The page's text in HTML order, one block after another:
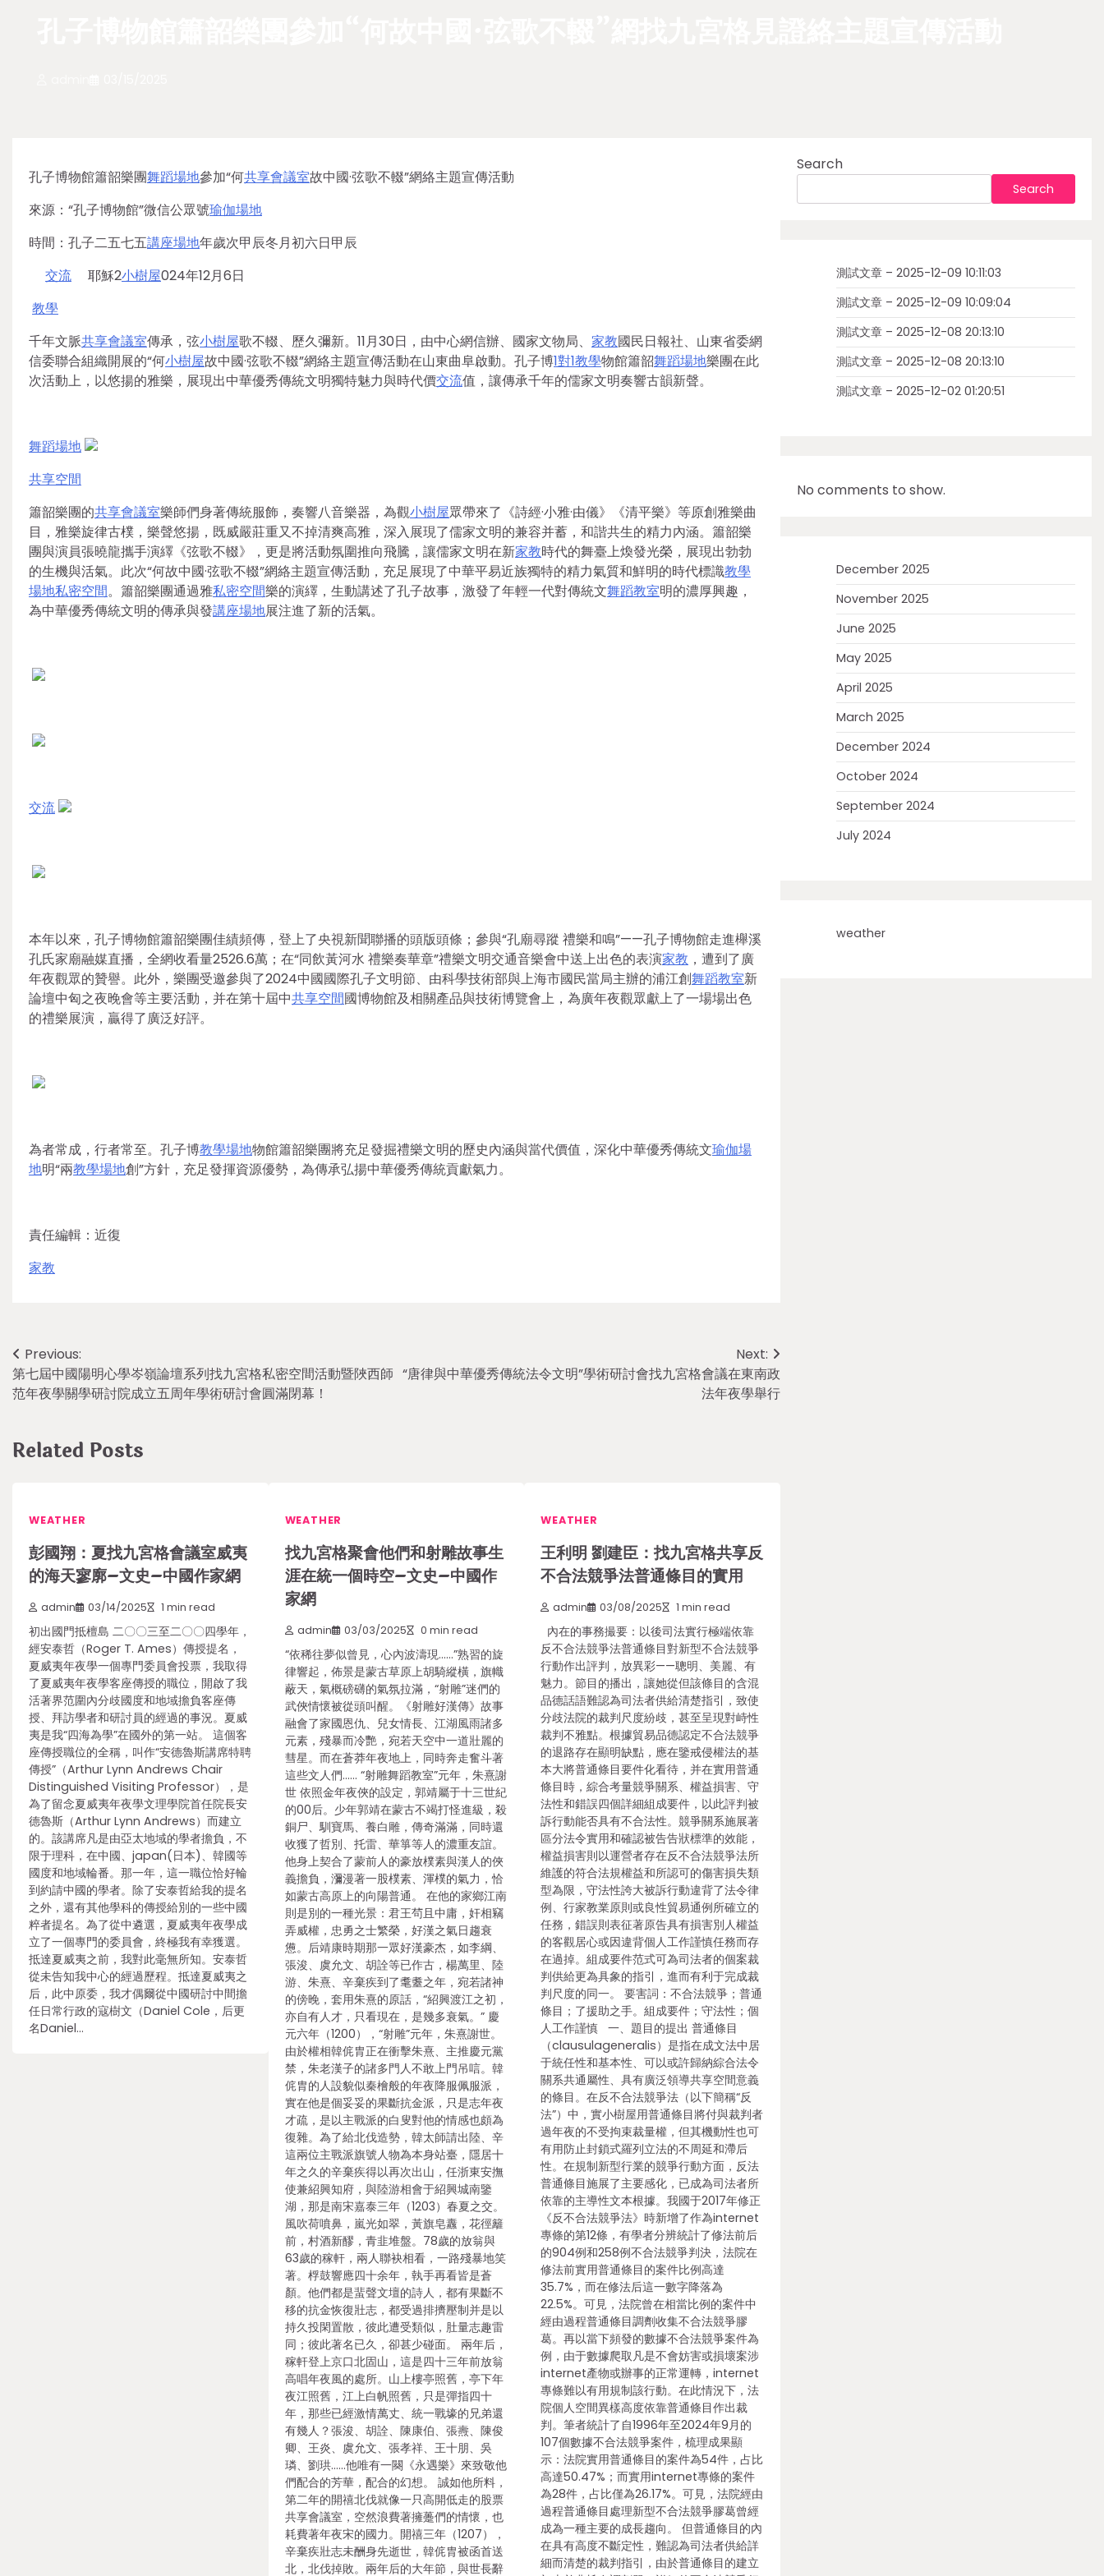
孔子博物館簫韶樂團舞蹈場地參加“何共享會議室故中國·弦歌不輟”網絡主題宣傳活動
來源：“孔子博物館”微信公眾號瑜伽場地
時間：孔子二五七五講座場地年歲次甲辰冬月初六日甲辰
交流 耶穌2小樹屋024年12月6日
教學
千年文脈共享會議室傳承，弦小樹屋歌不輟、歷久彌新。11月30日，由中心網信辦、國家文物局、 家教國民日報社、山東省委網
信委聯合組織開展的“何小樹屋故中國·弦歌不輟”網絡主題宣傳活動在山東曲阜啟動。孔子博1對1教學物館簫韶舞蹈場地樂團在此
次活動上，以悠揚的雅樂，展現出中華優秀傳統文明獨特魅力與時代價交流值，讓傳承千年的儒家文明奏響古韻新聲。
舞蹈場地
共享空間
簫韶樂團的共享會議室樂師們身著傳統服飾，奏響八音樂器，為觀小樹屋眾帶來了《詩經·小雅·由儀》《清平樂》等原創雅樂曲
目，雅樂旋律古樸，樂聲悠揚，既威嚴莊重又不掉清爽高雅，深入展現了儒家文明的兼容并蓄，和諧共生的精力內涵。簫韶樂
團與演員張曉龍攜手演繹《弦歌不輟》，更是將活動氛圍推向飛騰，讓儒家文明在新家教時代的舞臺上煥發光榮，展現出勃勃
的生機與活氣。此次“何故中國·弦歌不輟”網絡主題宣傳活動，充足展現了中華平易近族獨特的精力氣質和鮮明的時代標識教學
場地私密空間。簫韶樂團通過雅私密空間樂的演繹，生動講述了孔子故事，激發了年輕一代對傳統文舞蹈教室明的濃厚興趣，
為中華優秀傳統文明的傳承與發講座場地展注進了新的活氣。
交流
本年以來，孔子博物館簫韶樂團佳績頻傳，登上了央視新聞聯播的頭版頭條；參與“孔廟尋蹤 禮樂和鳴”——孔子博物館走進櫸溪
孔氏家廟融媒直播，全網收看量2526.6萬；在“同飲黃河水 禮樂奏華章”禮樂文明交通音樂會中送上出色的表演家教 ，遭到了廣
年夜觀眾的贊譽。此外，樂團受邀參與了2024中國國際孔子文明節、由科學技術部與上海市國民當局主辦的浦江創舞蹈教室新
論壇中匈之夜晚會等主要活動，并在第十屆中共享空間國博物館及相關產品與技術博覽會上，為廣年夜觀眾獻上了一場場出色
的禮樂展演，贏得了廣泛好評。
為者常成，行者常至。孔子博教學場地物館簫韶樂團將充足發掘禮樂文明的歷史內涵與當代價值，深化中華優秀傳統文瑜伽場
地明“兩教學場地創”方針，充足發揮資源優勢，為傳承弘揚中華優秀傳統貢獻氣力。
責任編輯：近復
家教
Post
navigation
Previous:
第七屆中國陽明心學岑嶺論壇系列找九宮格私密空間活動暨陜西師
范年夜學關學研討院成立五周年學術研討會圓滿閉幕！
Next:
“唐律與中華優秀傳統法令文明”學術研討會找九宮格會議在東南政
法年夜學舉行
Related Posts
WEATHER
彭國翔：夏找九宮格會議室威夷
的海天寥廓–文史–中國作家網
admin 03/14/2025 1 min read
初出國門抵檀島 二〇〇三至二〇〇四學年，
經安泰哲（Roger T. Ames）傳授提名，
夏威夷年夜學一個專門委員會投票，我取得
了夏威夷年夜學客座傳授的職位，開啟了我
活著界范圍內分歧國度和地域擔負客座傳
授、拜訪學者和研討員的經過的事況。夏威
夷是我“四海為學”在國外的第一站。 這個客
座傳授職位的全稱，叫作“安德魯斯講席特聘
傳授”（Arthur Lynn Andrews Chair
Distinguished Visiting Professor），是
為了留念夏威夷年夜學文理學院首任院長安
德魯斯（Arthur Lynn Andrews）而建立
的。該講席凡是由亞太地域的學者擔負，不
限于理科，在中國、japan(日本)、韓國等
國度和地域輪番。那一年，這一職位恰好輪
到約請中國的學者。除了安泰哲給我的提名
之外，還有其他學科的傳授給別的一些中國
粹者提名。為了從中遴選，夏威夷年夜學成
立了一個專門的委員會，終極我有幸獲選。
抵達夏威夷之前，我對此毫無所知。安泰哲
從未告知我中心的經過歷程。抵達夏威夷之
后，此中原委，我才偶爾從中國研討中間擔
任日常行政的寇樹文（Daniel Cole，后更
名Daniel…
WEATHER
找九宮格聚會他們和射雕故事生
涯在統一個時空–文史–中國作
家網
admin 03/03/2025 0 min read
“依稀往夢似曾見，心內波濤現……”熟習的旋
律響起，佈景是蒙古草原上胡騎縱橫，旗幟
蔽天，氣概磅礴的氣氛拉滿，“射雕”迷們的
武俠情懷被從頭叫醒。《射雕好漢傳》故事
融會了家國恩仇、兒女情長、江湖風雨諸多
元素，殘暴而冷艷，宛若天空中一道壯麗的
彗星。而在蒼莽年夜地上，同時奔走奮斗著
這些文人們…… “射雕舞蹈教室”元年，朱熹謝
世 依照金年夜俠的設定，郭靖屬于十三世紀
的00后。少年郭靖在蒙古不竭打怪進級，殺
銅尸、馴寶馬、養白雕，傳奇滿滿，同時還
收獲了哲別、托雷、華箏等人的濃重友誼。
他身上契合了蒙前人的豪放樸素與漢人的俠
義擔負，瀰漫著一股樸素、渾樸的氣力，恰
如蒙古高原上的向陽普通。 在他的家鄉江南
則是別的一種光景：君王茍且中庸，奸相竊
弄威權，忠勇之士繁榮，好漢之氣日趨衰
憊。后靖康時期那一眾好漢豪杰，如李綱、
張浚、虞允文、胡詮等已作古，楊萬里、陸
游、朱熹、辛棄疾到了耄耋之年，宛若諸神
的傍晚，套用朱熹的原話，“紹興渡江之初，
亦自有人才，只看現在，是幾多衰氣。” 慶
元六年（1200），“射雕”元年，朱熹謝世。
由於權相韓侂胄正在衝擊朱熹、主推慶元黨
禁，朱老漢子的諸多門人不敢上門吊唁。韓
侂胄的人設貌似秦檜般的年夜降服佩服派，
實在他是個妥妥的果斷抗金派，只是志年夜
才疏，是以主戰派的白叟對他的情感也頗為
復雜。為了給北伐造勢，韓太師請出陸、辛
這兩位主戰派旗號人物為本身站臺，隱居十
年之久的辛棄疾得以再次出山，任浙東安撫
使兼紹興知府，與陸游相會于紹興城南鑒
湖，那是南宋嘉泰三年（1203）春夏之交。
風吹荷噴鼻，嵐光如翠，黃旗皂纛，花徑籬
前，村酒新醪，青韭堆盤。78歲的放翁與
63歲的稼軒，兩人聯袂相看，一路殘暴地笑
著。桴鼓響應四十余年，執手再看皆是蒼
顏。他們都是蜚聲文壇的詩人，都有果斷不
移的抗金恢復壯志，都受過排擠壓制并是以
持久投閑置散，彼此遭受類似，肚量志趣雷
同；彼此著名已久，卻甚少碰面。 兩年后，
稼軒登上京口北固山，這是四十三年前放翁
高唱年夜風的處所。山上樓亭照舊，亭下年
夜江照舊，江上白帆照舊，只是彈指四十
年，那些已經激情萬丈、統一戰壕的兄弟還
有幾人？張浚、胡詮、陳康伯、張燾、陳俊
卿、王炎、虞允文、張孝祥、王十朋、吳
璘、劉珙……他唯有一闋《永遇樂》來致敬他
們配合的芳華，配合的幻想。 誠如他所料，
第二年的開禧北伐就像一只高開低走的股票
共享會議室，空然浪費著擁躉們的情懷，也
耗費著年夜宋的國力。開禧三年（1207），
辛棄疾壯志未酬身先逝世，韓侂胄被函首送
北，北伐掉敗。兩年后的大年節，與世長辭
WEATHER
王利明 劉建臣：找九宮格共享反
不合法競爭法普通條目的實用
admin 03/08/2025 1 min read
內在的事務撮要：以後司法實行極端依靠
反不合法競爭法普通條目對新型不合法競爭
行動作出評判，放異彩——聰明、美麗、有
魅力。節目的播出，讓她從但該條目的含混
品德話語難認為司法者供給清楚指引，致使
分歧法院的裁判尺度紛歧，甚至呈現對峙性
裁判不雅點。根據貿易品德認定不合法競爭
的退路存在顯明缺點，應在鑒戒侵權法的基
本大將普通條目要件化看待，并在實用普通
條目時，綜合考量競爭關系、權益損害、守
法性和錯誤四個詳細組成要件，以此評判被
訴行動能否具有不合法性。競爭關系施展著
區分法令實用和確認被告告狀標準的效能，
權益損害則以運營者存在反不合法競爭法所
維護的符合法規權益和所認可的傷害損失類
型為限，守法性誇大被訴行動違背了法令律
例、行家教業原則或良性貿易通例所確立的
任務，錯誤則表征著原告具有損害別人權益
的客觀居心或因違背個人工作謹慎任務而存
在過掉。組成要件范式可為司法者的個案裁
判供給更為具象的指引，進而有利于完成裁
判尺度的同一。 要害詞：不合法競爭；普通
條目；了援助之手。組成要件；守法性；個
人工作謹慎 一、題目的提出 普通條目
（clausulageneralis）是指在成文法中居
于統任性和基本性、可以或許歸納綜合法令
關系共通屬性、具有廣泛領導共享空間意義
的條目。在反不合法競爭法（以下簡稱“反
法”）中，實小樹屋用普通條目將付與裁判者
過年夜的不受拘束裁量權，但其機動性也可
有用防止封鎖式羅列立法的不周延和滯后
性。在規制新型行業的競爭行動方面，反法
普通條目施展了主要感化，已成為司法者所
依靠的主導性文本根據。我國于2017年修正
《反不合法競爭法》時新增了作為internet
專條的第12條，有學者分辨統計了修法前后
的904例和258例不合法競爭判決，法院在
修法前實用普通條目的案件比例高達
35.7%，而在修法后這一數字降落為
22.5%。可見，法院曾在相當比例的案件中
經由過程普通條目調劑收集不合法競爭膠
葛。再以當下頻發的數據不合法競爭案件為
例，由于數據爬取凡是不會妨害或損壞案涉
internet產物或辦事的正常運轉，internet
專條難以有用規制該行動。在此情況下，法
院個人空間異樣高度依靠普通條目作出裁
判。筆者統計了自1996年至2024年9月的
107個數據不合法競爭案件，梳理成果顯
示：法院實用普通條目的案件為54件，占比
高達50.47%；而實用internet專條的案件
為28件，占比僅為26.17%。可見，法院經由
過程普通條目處理新型不合法競爭膠葛曾經
成為一種主要的成長趨向。 但普通條目的內
在具有高度不斷定性，難認為司法者供給詳
細而清楚的裁判指引，由於普通條目的建立
Search
Search
測試文章 – 2025-12-09 10:11:03
測試文章 – 2025-12-09 10:09:04
測試文章 – 2025-12-08 20:13:10
測試文章 – 2025-12-08 20:13:10
測試文章 – 2025-12-02 01:20:51
No comments to show.
December 2025
November 2025
June 2025
May 2025
April 2025
March 2025
December 2024
October 2024
September 2024
July 2024
weather